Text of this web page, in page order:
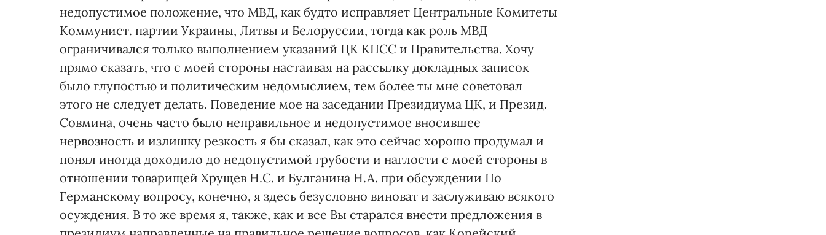
недопустимое положение, что МВД, как будто исправляет Центральные Комитеты
Коммунист. партии Украины, Литвы и Белоруссии, тогда как роль МВД
ограничивался только выполнением указаний ЦК КПСС и Правительства. Хочу
прямо сказать, что с моей стороны настаивая на рассылку докладных записок
было глупостью и политическим недомыслием, тем более ты мне советовал
этого не следует делать. Поведение мое на заседании Президиума ЦК, и Презид.
Совмина, очень часто было неправильное и недопустимое вносившее
нервозность и излишку резкость я бы сказал, как это сейчас хорошо продумал и
понял иногда доходило до недопустимой грубости и наглости с моей стороны в
отношении товарищей Хрущев Н.С. и Булганина Н.А. при обсуждении По
Германскому вопросу, конечно, я здесь безусловно виноват и заслуживаю всякого
осуждения. В то же время я, также, как и все Вы старался внести предложения в